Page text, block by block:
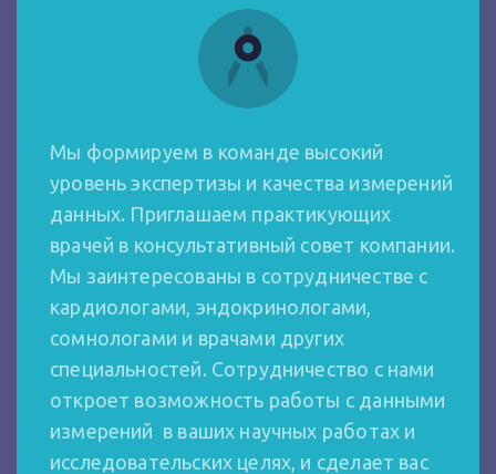
Мы формируем в команде высокий
уровень экспертизы и качества измерений
данных. Приглашаем практикующих
врачей в консультативный совет компании.
Мы заинтересованы в сотрудничестве с
кардиологами, эндокринологами,
сомнологами и врачами других
специальностей. Сотрудничество с нами
откроет возможность работы с данными
измерений в ваших научных работах и
исследовательских целях, и сделает вас